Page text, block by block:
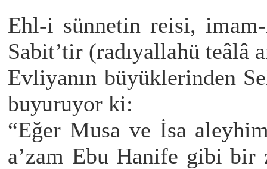
Ehl-i sünnetin reisi,
Sabit’tir (radıyallahü teâlâ
Evliyanın büyüklerinden
buyuruyor ki:
“Eğer Musa ve İsa
a’zam Ebu Hanife gibi bir